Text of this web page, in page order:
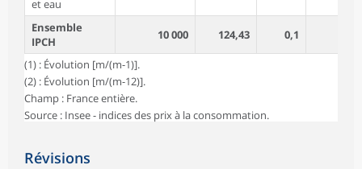
et eau
Ensemble
IPCH
10 000 124,43 0,1
(1) : Évolution [m/(m-1)].
(2) : Évolution [m/(m-12)].
Champ : France entière.
Source : Insee - indices des prix à la consommation.
Révisions